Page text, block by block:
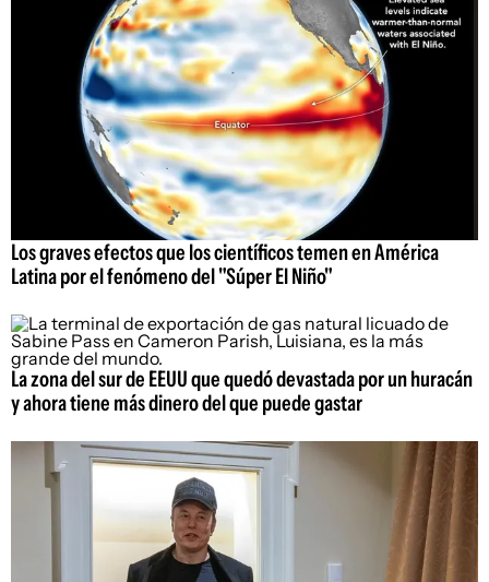
Los graves efectos que los científicos temen en América
Latina por el fenómeno del "Súper El Niño"
La zona del sur de EEUU que quedó devastada por un huracán
y ahora tiene más dinero del que puede gastar